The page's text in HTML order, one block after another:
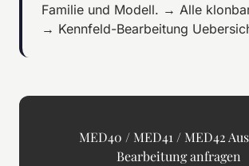
Familie und Modell. → Alle
→ Kennfeld-Bearbeitung
MED40 / MED41 / MED42
Bearbeitung anfragen